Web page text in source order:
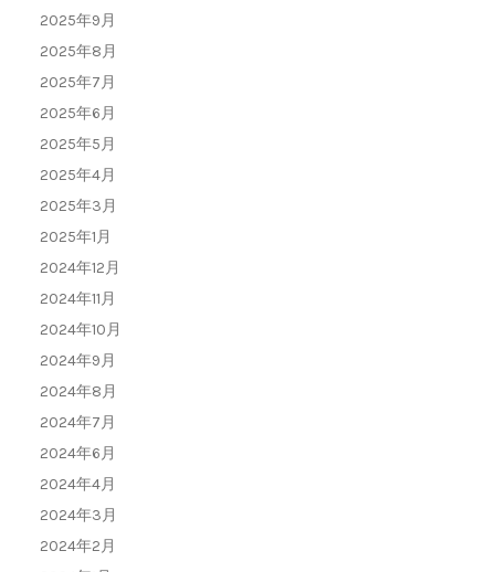
2025年9月
2025年8月
2025年7月
2025年6月
2025年5月
2025年4月
2025年3月
2025年1月
2024年12月
2024年11月
2024年10月
2024年9月
2024年8月
2024年7月
2024年6月
2024年4月
2024年3月
2024年2月